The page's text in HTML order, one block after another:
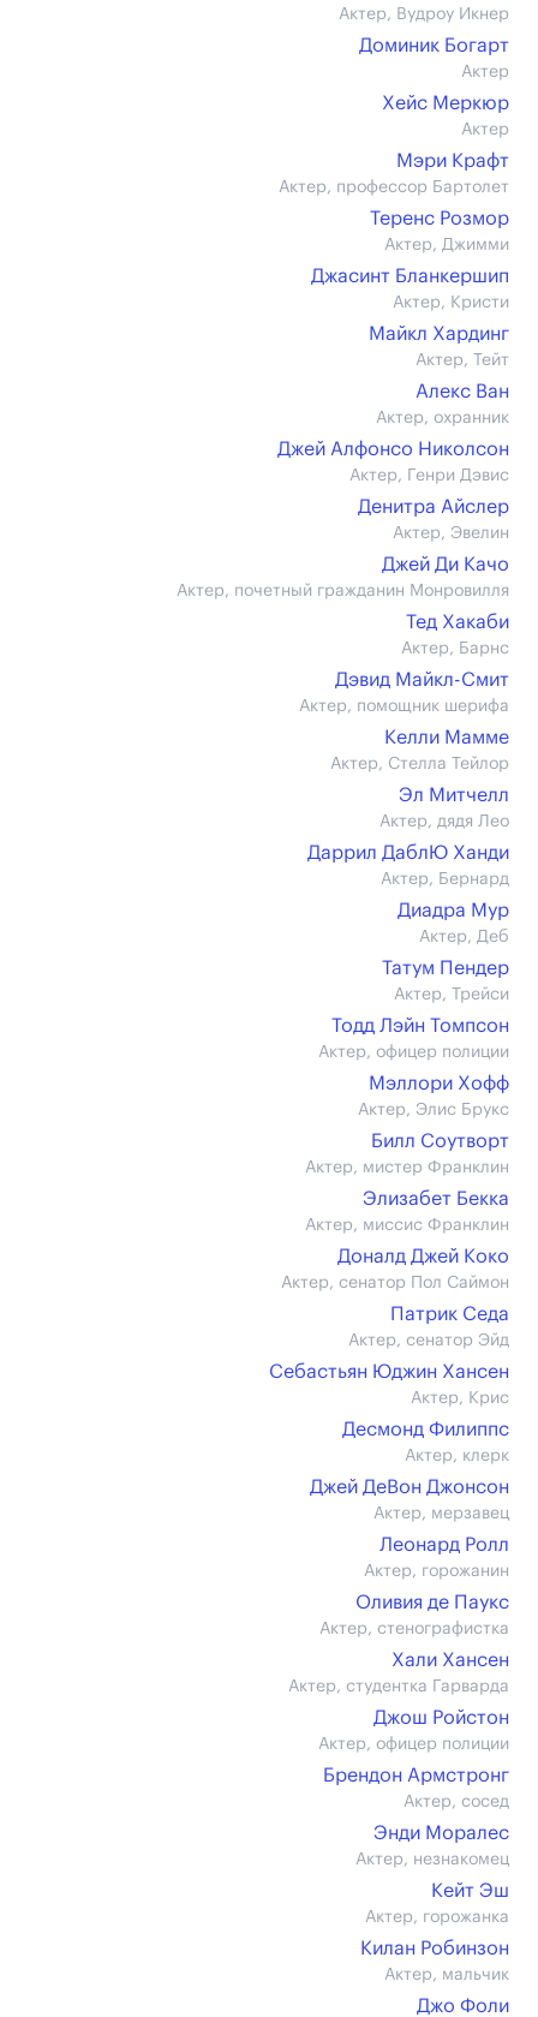
Актер, Вудроу Икнер
Доминик Богарт
Актер
Хейс Меркюр
Актер
Мэри Крафт
Актер, профессор Бартолет
Теренс Розмор
Актер, Джимми
Джасинт Бланкершип
Актер, Кристи
Майкл Хардинг
Актер, Тейт
Алекс Ван
Актер, охранник
Джей Алфонсо Николсон
Актер, Генри Дэвис
Денитра Айслер
Актер, Эвелин
Джей Ди Качо
Актер, почетный гражданин Монровилля
Тед Хакаби
Актер, Барнс
Дэвид Майкл-Смит
Актер, помощник шерифа
Келли Мамме
Актер, Стелла Тейлор
Эл Митчелл
Актер, дядя Лео
Даррил ДаблЮ Ханди
Актер, Бернард
Диадра Мур
Актер, Деб
Татум Пендер
Актер, Трейси
Тодд Лэйн Томпсон
Актер, офицер полиции
Мэллори Хофф
Актер, Элис Брукс
Билл Соутворт
Актер, мистер Франклин
Элизабет Бекка
Актер, миссис Франклин
Доналд Джей Коко
Актер, сенатор Пол Саймон
Патрик Седа
Актер, сенатор Эйд
Себастьян Юджин Хансен
Актер, Крис
Десмонд Филиппс
Актер, клерк
Джей ДеВон Джонсон
Актер, мерзавец
Леонард Ролл
Актер, горожанин
Оливия де Паукс
Актер, стенографистка
Хали Хансен
Актер, студентка Гарварда
Джош Ройстон
Актер, офицер полиции
Брендон Армстронг
Актер, сосед
Энди Моралес
Актер, незнакомец
Кейт Эш
Актер, горожанка
Килан Робинзон
Актер, мальчик
Джо Фоли